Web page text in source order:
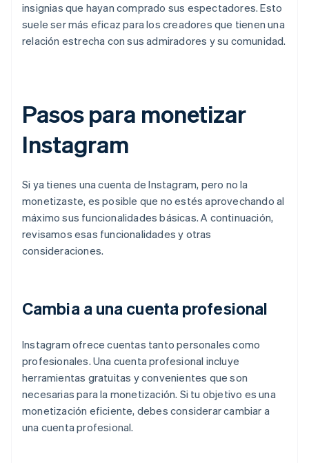
insignias que hayan comprado sus espectadores. Esto
suele ser más eficaz para los creadores que tienen una
relación estrecha con sus admiradores y su comunidad.
Pasos para monetizar
Instagram
Si ya tienes una cuenta de Instagram, pero no la
monetizaste, es posible que no estés aprovechando al
máximo sus funcionalidades básicas. A continuación,
revisamos esas funcionalidades y otras
consideraciones.
Cambia a una cuenta profesional
Instagram ofrece cuentas tanto personales como
profesionales. Una cuenta profesional incluye
herramientas gratuitas y convenientes que son
necesarias para la monetización. Si tu objetivo es una
monetización eficiente, debes considerar cambiar a
una cuenta profesional.